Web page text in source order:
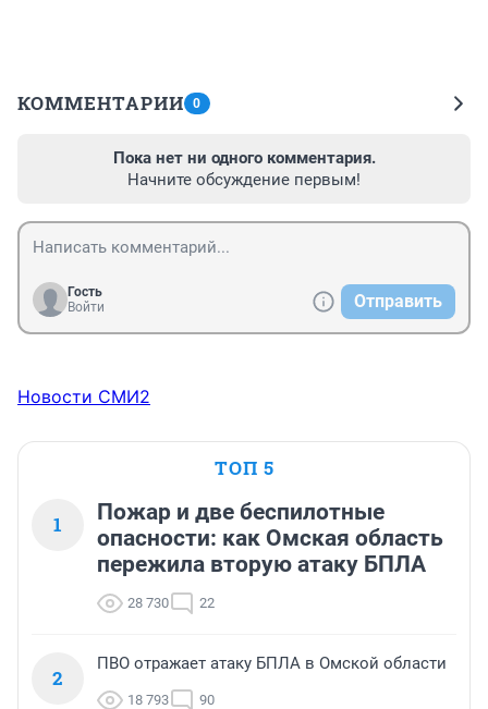
КОММЕНТАРИИ 0
Пока нет ни одного комментария.
Начните обсуждение первым!
Гость
Войти
Отправить
Новости СМИ2
ТОП 5
1
Пожар и две беспилотные
опасности: как Омская область
пережила вторую атаку БПЛА
28 730 22
2
ПВО отражает атаку БПЛА в Омской области
18 793 90